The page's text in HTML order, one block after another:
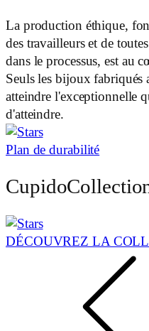
La production éthique,
des travailleurs et de
dans le processus, est au
Seuls les bijoux fabriqués
atteindre l'exceptionnelle
d'atteindre.
Plan de durabilité
DÉCOUVREZ LA